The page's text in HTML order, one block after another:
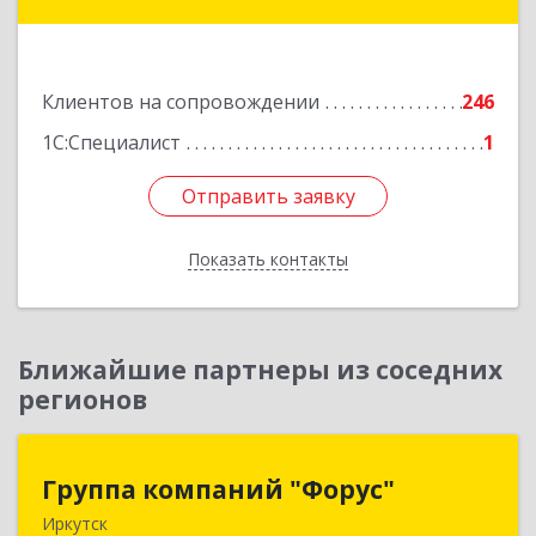
Клиентов на сопровождении
246
1С:Специалист
1
Отправить заявку
Показать контакты
Подробнее
Отправить заявку
Назад
Ближайшие партнеры из соседних
регионов
Группа компаний "Форус"
Иркутск
Группа компаний "Форус"
664007, Иркутская обл, Иркутск г, Ямская ул,